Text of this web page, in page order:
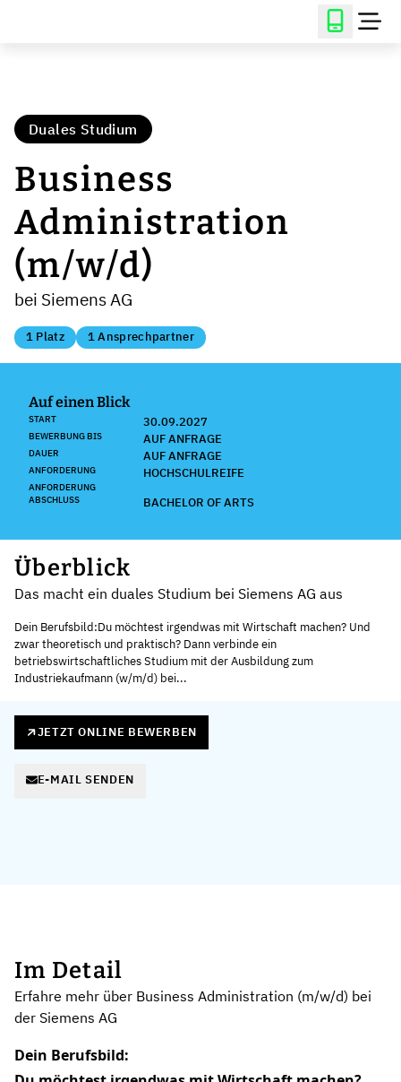
Duales Studium
Business
Administration
(m/w/d)
bei Siemens AG
1 Platz 1 Ansprechpartner
Auf einen Blick
START 30.09.2027
BEWERBUNG BIS AUF ANFRAGE
DAUER AUF ANFRAGE
ANFORDERUNG HOCHSCHULREIFE
ANFORDERUNG
ABSCHLUSS
BACHELOR OF ARTS
Überblick
Das macht ein duales Studium bei Siemens AG aus
Dein Berufsbild:Du möchtest irgendwas mit Wirtschaft machen? Und
zwar theoretisch und praktisch? Dann verbinde ein
betriebswirtschaftliches Studium mit der Ausbildung zum
Industriekaufmann (w/m/d) bei...
JETZT ONLINE BEWERBEN
E-MAIL SENDEN
Im Detail
Erfahre mehr über Business Administration (m/w/d) bei
der Siemens AG
Dein Berufsbild: